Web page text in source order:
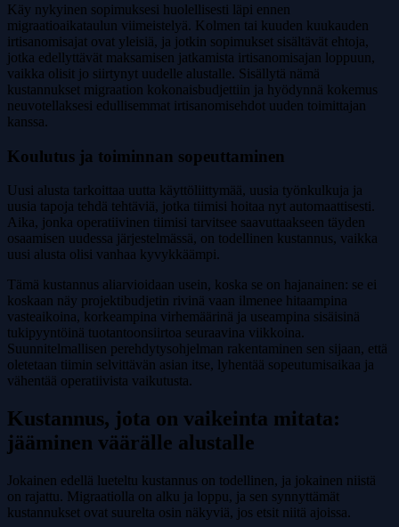
Käy nykyinen sopimuksesi huolellisesti läpi ennen
migraatioaikataulun viimeistelyä. Kolmen tai kuuden kuukauden
irtisanomisajat ovat yleisiä, ja jotkin sopimukset sisältävät ehtoja,
jotka edellyttävät maksamisen jatkamista irtisanomisajan loppuun,
vaikka olisit jo siirtynyt uudelle alustalle. Sisällytä nämä
kustannukset migraation kokonaisbudjettiin ja hyödynnä kokemus
neuvotellaksesi edullisemmat irtisanomisehdot uuden toimittajan
kanssa.
Koulutus ja toiminnan sopeuttaminen
Uusi alusta tarkoittaa uutta käyttöliittymää, uusia työnkulkuja ja
uusia tapoja tehdä tehtäviä, jotka tiimisi hoitaa nyt automaattisesti.
Aika, jonka operatiivinen tiimisi tarvitsee saavuttaakseen täyden
osaamisen uudessa järjestelmässä, on todellinen kustannus, vaikka
uusi alusta olisi vanhaa kyvykkäämpi.
Tämä kustannus aliarvioidaan usein, koska se on hajanainen: se ei
koskaan näy projektibudjetin rivinä vaan ilmenee hitaampina
vasteaikoina, korkeampina virhemäärinä ja useampina sisäisinä
tukipyyntöinä tuotantoonsiirtoa seuraavina viikkoina.
Suunnitelmallisen perehdytysohjelman rakentaminen sen sijaan, että
oletetaan tiimin selvittävän asian itse, lyhentää sopeutumisaikaa ja
vähentää operatiivista vaikutusta.
Kustannus, jota on vaikeinta mitata:
jääminen väärälle alustalle
Jokainen edellä lueteltu kustannus on todellinen, ja jokainen niistä
on rajattu. Migraatiolla on alku ja loppu, ja sen synnyttämät
kustannukset ovat suurelta osin näkyviä, jos etsit niitä ajoissa.